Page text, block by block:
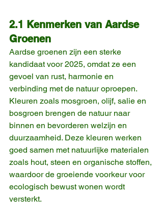
2.1 Kenmerken van Aardse
Groenen
Aardse groenen zijn een sterke
kandidaat voor 2025, omdat ze een
gevoel van rust, harmonie en
verbinding met de natuur oproepen.
Kleuren zoals mosgroen, olijf, salie en
bosgroen brengen de natuur naar
binnen en bevorderen welzijn en
duurzaamheid. Deze kleuren werken
goed samen met natuurlijke materialen
zoals hout, steen en organische stoffen,
waardoor de groeiende voorkeur voor
ecologisch bewust wonen wordt
versterkt.